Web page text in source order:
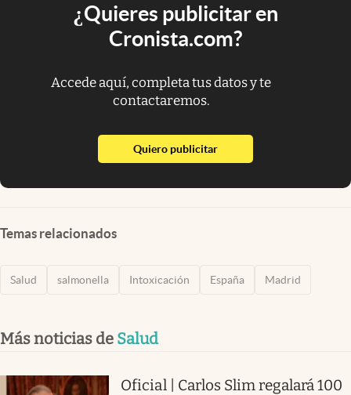
¿Quieres publicitar en
Cronista.com?
Accede aquí, completa tus datos y te
contactaremos.
Quiero publicitarabre en nueva pestaña
Temas relacionados
Salud salmonella Intoxicación España Madrid
Más noticias de Salud
Oficial | Carlos Slim regalará 100